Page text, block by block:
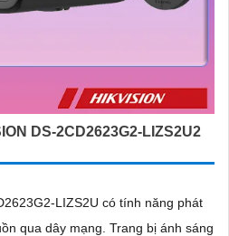
DS-2CD2623G2-LIZS2U2
LIZS2U có tính năng phát
Trang bị ánh sáng